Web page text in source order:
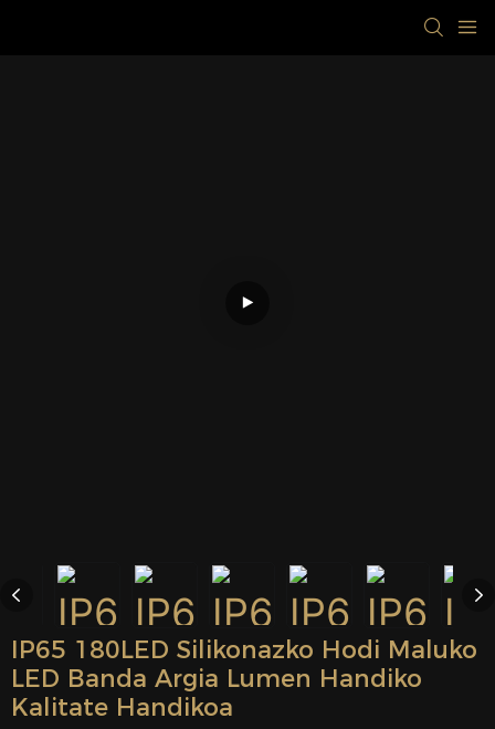
IP65 180LED Silikonazko Hodi Maluko
LED Banda Argia Lumen Handiko
Kalitate Handikoa